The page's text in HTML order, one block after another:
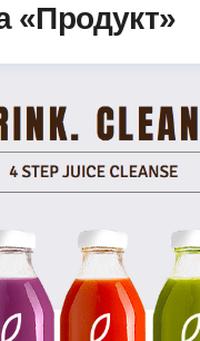
«Продукт»